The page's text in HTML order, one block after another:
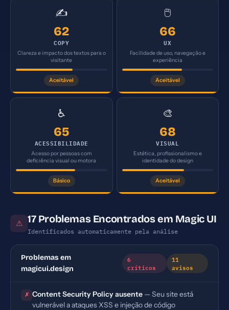
✍️
62
COPY
Clareza e impacto dos textos para o
visitante
Aceitável
🖱️
66
UX
Facilidade de uso, navegação e
experiência
Aceitável
♿
65
ACESSIBILIDADE
Acesso por pessoas com
deficiência visual ou motora
Básico
🎨
68
VISUAL
Estética, profissionalismo e
identidade do design
Aceitável
⚠ 17 Problemas Encontrados em Magic UI
Identificados automaticamente pela análise
Problemas em
magicui.design
6
críticos
11
avisos
✗ Content Security Policy ausente — Seu site está
vulnerável a ataques XSS e injeção de código